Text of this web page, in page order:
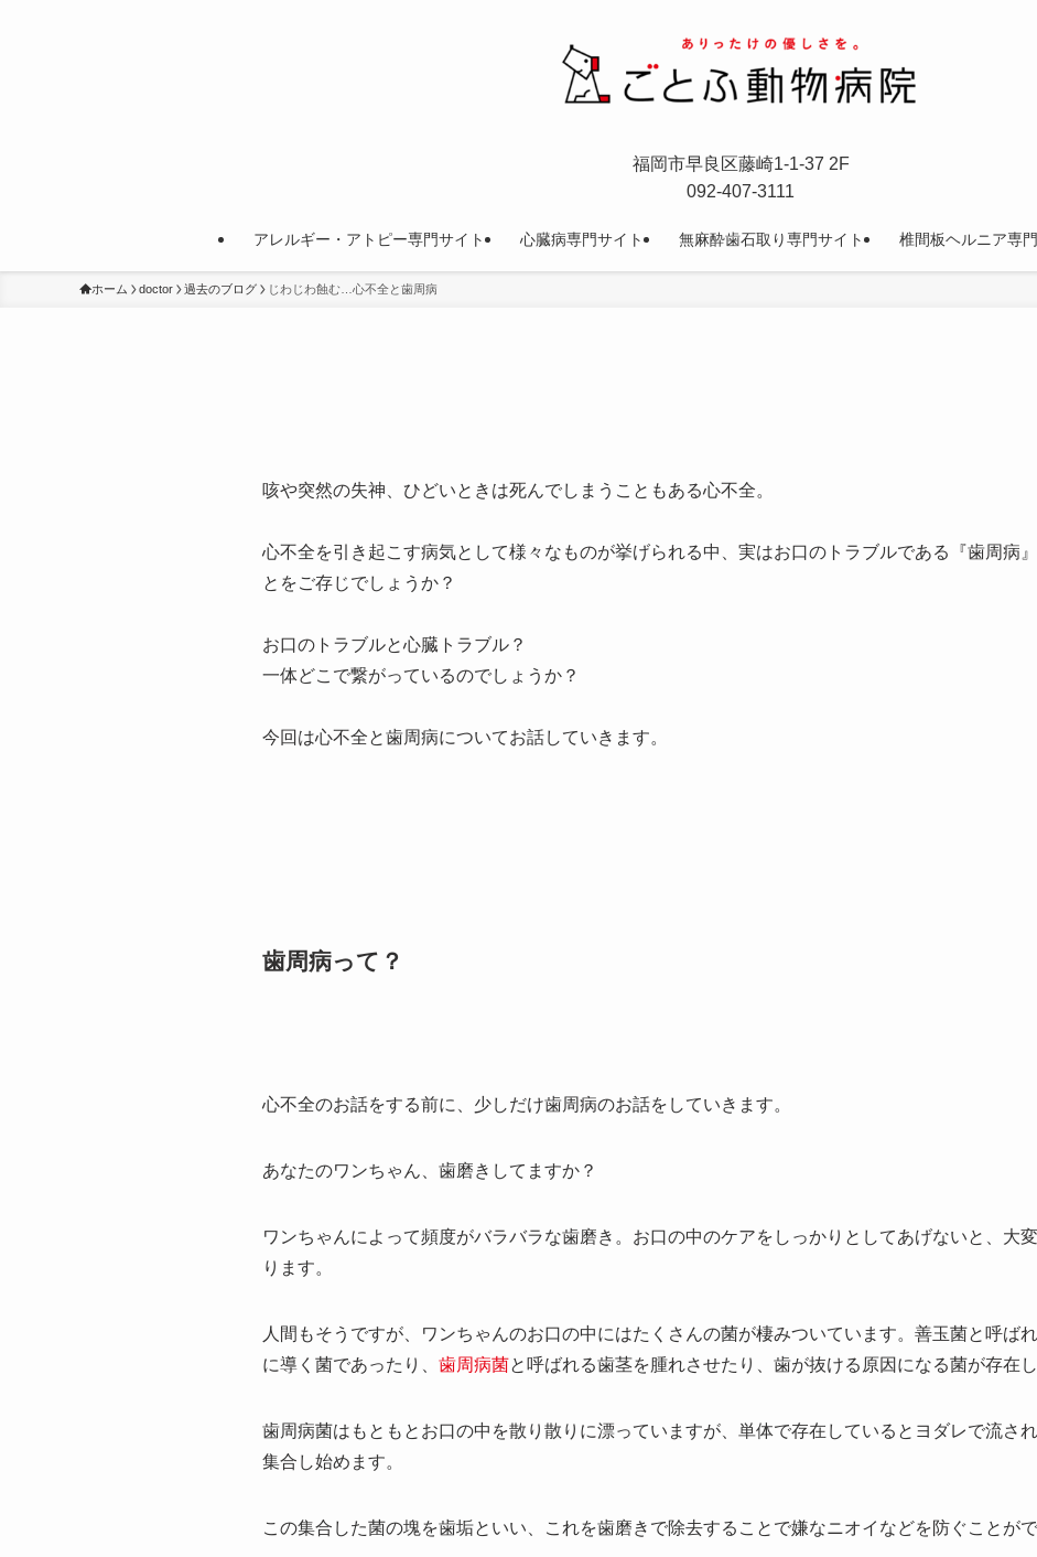
アレルギー・アトピー専門サイト 心臓病専門サイト 無麻酔歯石取り専門サイト 椎間板ヘルニア専
福岡市早良区藤崎1-1-37 2F
092-407-3111
ホーム doctor 過去のブログ じわじわ蝕む…心不全と歯周病
咳や突然の失神、ひどいときは死んでしまうこともある心不全。
心不全を引き起こす病気として様々なものが挙げられる中、実はお口のトラブルである『歯周病
とをご存じでしょうか？
お口のトラブルと心臓トラブル？
一体どこで繋がっているのでしょうか？
今回は心不全と歯周病についてお話していきます。
歯周病って？
心不全のお話をする前に、少しだけ歯周病のお話をしていきます。
あなたのワンちゃん、歯磨きしてますか？
ワンちゃんによって頻度がバラバラな歯磨き。お口の中のケアをしっかりとしてあげないと、大
ります。
人間もそうですが、ワンちゃんのお口の中にはたくさんの菌が棲みついています。善玉菌と呼ば
に導く菌であったり、 歯周病菌と呼ばれる歯茎を腫れさせたり、歯が抜ける原因になる菌が存在し
歯周病菌はもともとお口の中を散り散りに漂っていますが、単体で存在しているとヨダレで流さ
集合し始めます。
この集合した菌の塊を歯垢といい、これを歯磨きで除去することで嫌なニオイなどを防ぐことがで